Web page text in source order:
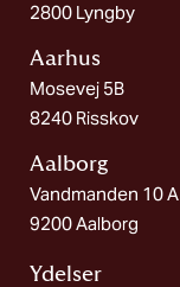
2800 Lyngby
Aarhus
Mosevej 5B
8240 Risskov
Aalborg​
Vandmanden 10 A
9200 Aalborg
Ydelser